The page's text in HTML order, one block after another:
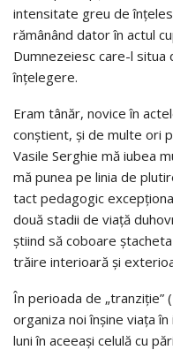
intensitate greu de
rămânând dator în actul
Dumnezeiesc care-l
înţelegere.
Eram tânăr, novice în
conştient, şi de multe ori
Vasile Serghie mă iubea
mă punea pe linia de
tact pedagogic
două stadii de viaţă
ştiind să coboare
trăire interioară şi
În perioada de „tranziţie”
organiza noi înşine viaţa
luni în aceeaşi celulă cu